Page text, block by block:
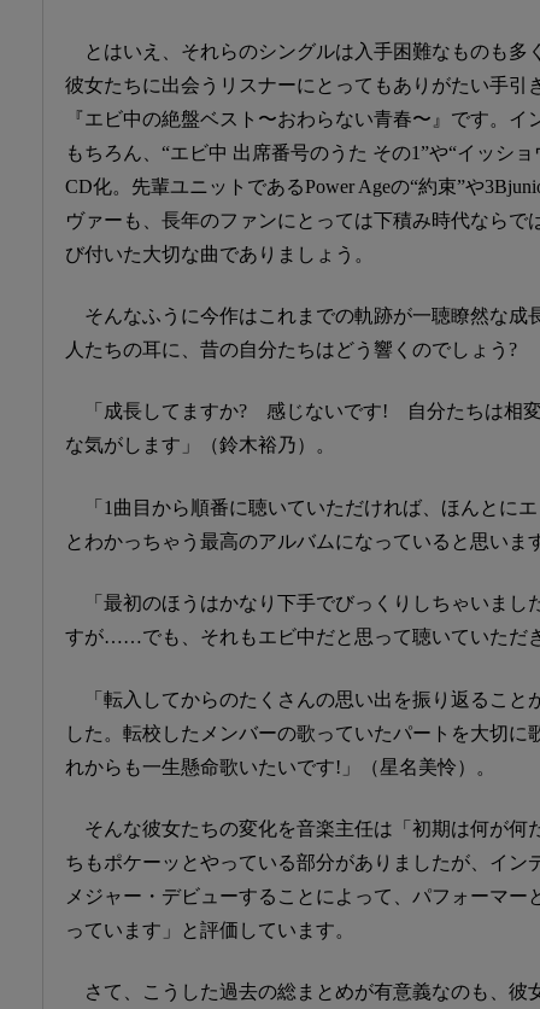
とはいえ、それらのシングルは入手困難なものも
彼女たちに出会うリスナーにとってもありがたい手引
『エビ中の絶盤ベスト〜おわらない青春〜』です。
もちろん、“エビ中 出席番号のうた その1”や“イッシ
CD化。先輩ユニットであるPower Ageの“約束”や
ヴァーも、長年のファンにとっては下積み時代ならで
び付いた大切な曲でありましょう。
そんなふうに今作はこれまでの軌跡が一聴瞭然な成
人たちの耳に、昔の自分たちはどう響くのでしょう?
「成長してますか? 感じないです! 自分たちは相
な気がします」（鈴木裕乃）。
「1曲目から順番に聴いていただければ、ほんとに
とわかっちゃう最高のアルバムになっていると思いま
「最初のほうはかなり下手でびっくりしちゃいま
すが……でも、それもエビ中だと思って聴いていただ
「転入してからのたくさんの思い出を振り返るこ
した。転校したメンバーの歌っていたパートを大切に
れからも一生懸命歌いたいです!」（星名美怜）。
そんな彼女たちの変化を音楽主任は「初期は何が何
ちもポケーッとやっている部分がありましたが、イン
メジャー・デビューすることによって、パフォーマー
っています」と評価しています。
さて、こうした過去の総まとめが有意義なのも、彼